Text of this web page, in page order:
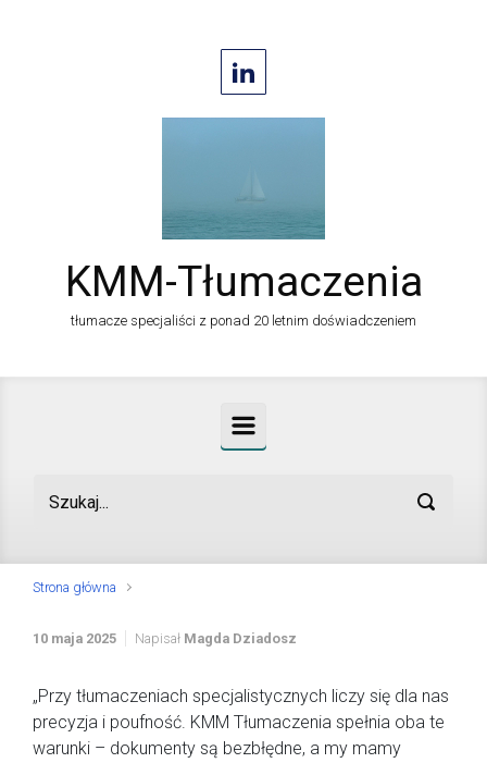
KMM-Tłumaczenia
tłumacze specjaliści z ponad 20 letnim doświadczeniem
Strona główna
10 maja 2025 Napisał Magda Dziadosz
„Przy tłumaczeniach specjalistycznych liczy się dla nas
precyzja i poufność. KMM Tłumaczenia spełnia oba te
warunki – dokumenty są bezbłędne, a my mamy